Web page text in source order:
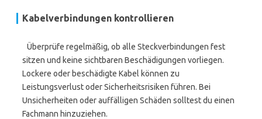
Kabelverbindungen kontrollieren
Überprüfe regelmäßig, ob alle Steckverbindungen fest
sitzen und keine sichtbaren Beschädigungen vorliegen.
Lockere oder beschädigte Kabel können zu
Leistungsverlust oder Sicherheitsrisiken führen. Bei
Unsicherheiten oder auffälligen Schäden solltest du einen
Fachmann hinzuziehen.